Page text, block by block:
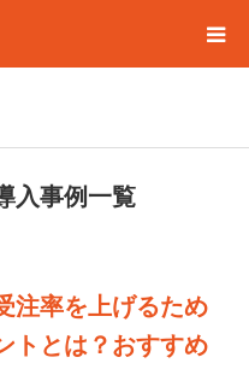
入事例一覧
注率を上げるため
トとは？おすすめ